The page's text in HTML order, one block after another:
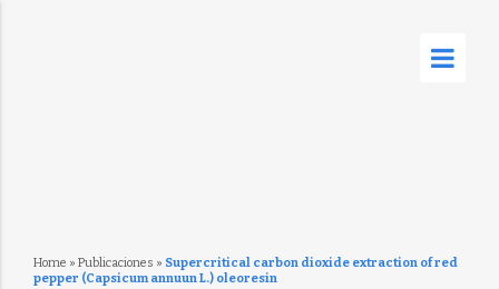
Home » Publicaciones » Supercritical carbon dioxide extraction of red
pepper (Capsicum annuun L.) oleoresin